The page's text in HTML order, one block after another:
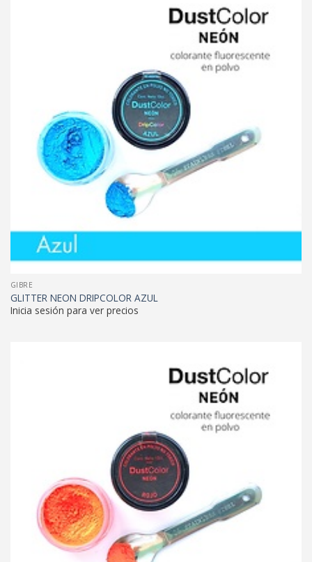
GIBRE
GLITTER NEON DRIPCOLOR AZUL
Inicia sesión para ver precios